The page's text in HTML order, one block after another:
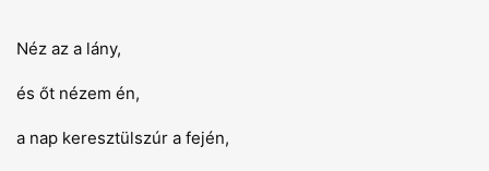
Néz az a lány,
és őt nézem én,
a nap keresztülszúr a fején,